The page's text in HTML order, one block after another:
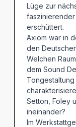
Lüge zur
faszinierender
erschüttert.
Axiom war in
den
Welchen
dem Sound
Setton, Foley
ineinander?
Im